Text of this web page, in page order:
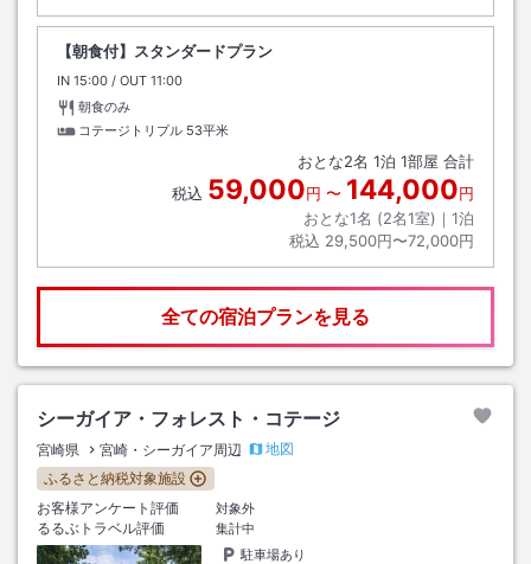
【朝食付】スタンダードプラン
IN チェックイン
15:00 / OUT チェックアウト
11:00
朝食のみ
コテージトリプル 53平米
おとな2名 1泊 1部屋 合計
税込 59,000円 〜 144,000円
おとな1名 (2名1室)｜ 1泊
税込 29,500円〜72,000円
全ての宿泊プランを見る
シーガイア・フォレスト・コテージ
宮崎県 宮崎・シーガイア周辺
地図
ふるさと納税対象施設
お客様アンケート評価
対象外
るるぶトラベル評価
集計中
駐車場あり